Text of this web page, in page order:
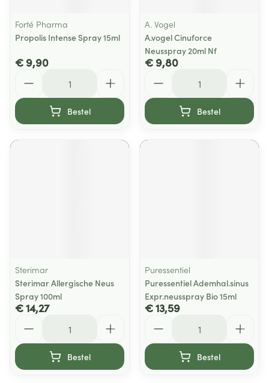
Forté Pharma
Propolis Intense Spray 15ml
€ 9,90
Bestel
A. Vogel
A.vogel Cinuforce
Neusspray 20ml Nf
€ 9,80
Bestel
Sterimar
Sterimar Allergische Neus
Spray 100ml
€ 14,27
Bestel
Puressentiel
Puressentiel Ademhal.sinus
Expr.neusspray Bio 15ml
€ 13,59
Bestel